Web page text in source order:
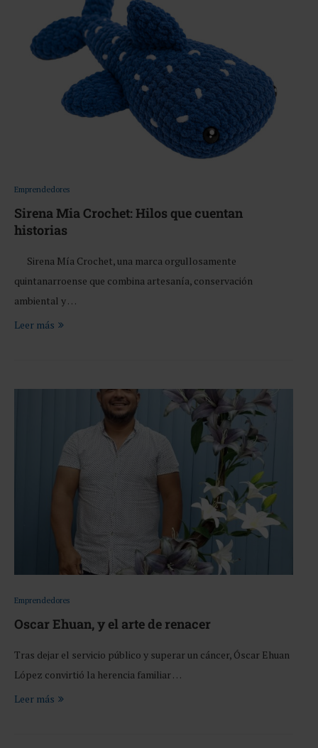
Emprendedores
Sirena Mia Crochet: Hilos que cuentan
historias
Sirena Mía Crochet, una marca orgullosamente
quintanarroense que combina artesanía, conservación
ambiental y …
Leer más
Emprendedores
Oscar Ehuan, y el arte de renacer
Tras dejar el servicio público y superar un cáncer, Óscar Ehuan
López convirtió la herencia familiar …
Leer más